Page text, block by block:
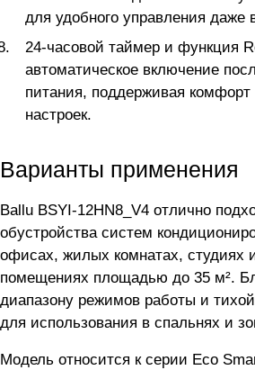
для удобного управления даже
24-часовой таймер и функция
автоматическое включение
питания, поддерживая
настроек.
Варианты применения
Ballu BSYI-12HN8_V4 отлично
обустройства систем
офисах, жилых комнатах, студиях
помещениях площадью до 35 м².
диапазону режимов работы и
для использования в спальнях и
Модель относится к серии Eco